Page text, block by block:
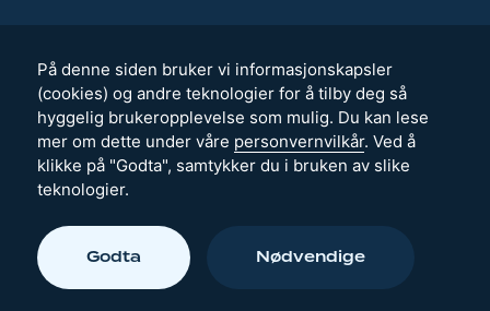
Løvold System
Løvold Havpark
Actualidad
Sostenibilidad
Contáctenos
Løvold Solution © 2026
På denne siden bruker vi informasjonskapsler
(cookies) og andre teknologier for å tilby deg så
hyggelig brukeropplevelse som mulig. Du kan lese
mer om dette under våre personvernvilkår. Ved å
klikke på "Godta", samtykker du i bruken av slike
teknologier.
Godta Nødvendige